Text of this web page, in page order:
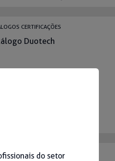
CERTIFICAÇÕES
Duotech
do setor